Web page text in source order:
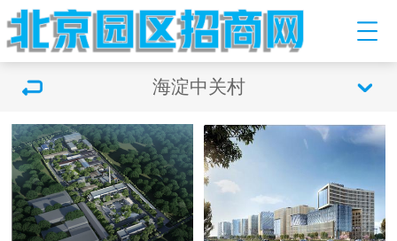
海淀中关村